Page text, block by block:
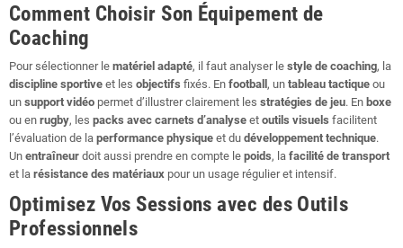
Comment Choisir Son Équipement de
Coaching
Pour sélectionner le matériel adapté, il faut analyser le style de coaching, la
discipline sportive et les objectifs fixés. En football , un tableau tactique ou
un support vidéo permet d’illustrer clairement les stratégies de jeu. En boxe
ou en rugby, les packs avec carnets d’analyse et outils visuels facilitent
l’évaluation de la performance physique et du développement technique.
Un entraîneur doit aussi prendre en compte le poids, la facilité de transport
et la résistance des matériaux pour un usage régulier et intensif.
Optimisez Vos Sessions avec des Outils
Professionnels